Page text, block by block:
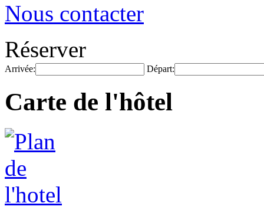
Nous contacter
Réserver
Arrivée: Départ:
Carte de l'hôtel